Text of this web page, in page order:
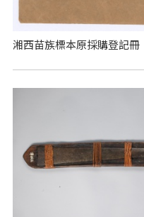
湘西苗族標本原採購登記冊